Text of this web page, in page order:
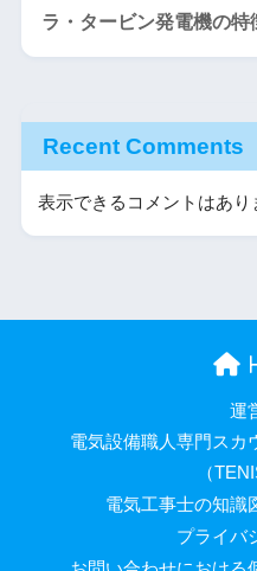
ラ・タービン発電機の特
Recent Comments
表示できるコメントはあり
運
電気設備職人専門スカ
（
電気工事士の知識
プライバ